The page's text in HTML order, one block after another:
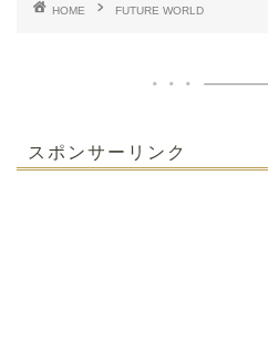
HOME FUTURE WORLD
スポンサーリンク